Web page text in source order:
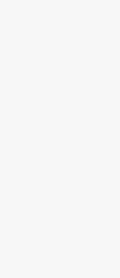
ως
παρέχουμε
για τις
του
προβλέπεται
νομοθεσία
🔁
Ο πελάτης